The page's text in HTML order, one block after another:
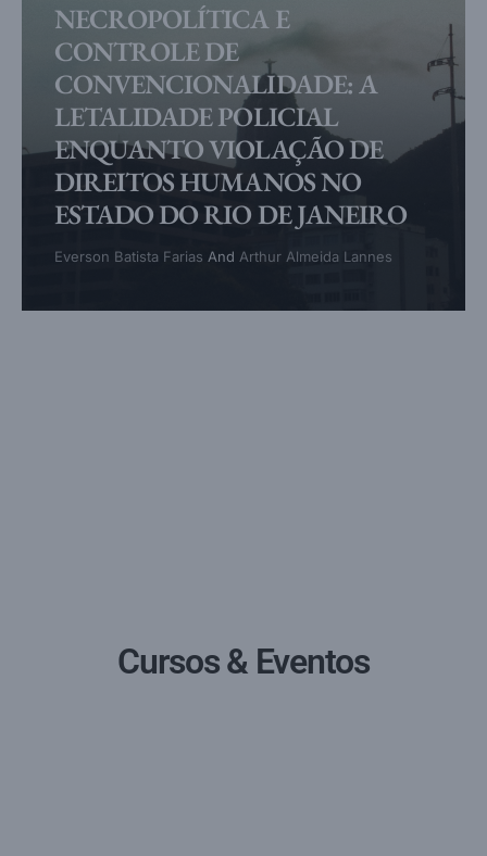
NECROPOLÍTICA E
CONTROLE DE
CONVENCIONALIDADE: A
LETALIDADE POLICIAL
ENQUANTO VIOLAÇÃO DE
DIREITOS HUMANOS NO
ESTADO DO RIO DE JANEIRO
Everson Batista Farias And Arthur Almeida Lannes
Cursos & Eventos